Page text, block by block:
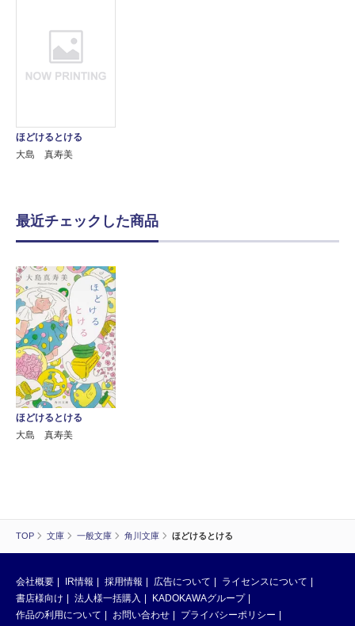
TOP 文庫 一般文庫 角川文庫 ほどけるとける
ほどけるとける
大島 真寿美
最近チェックした商品
ほどけるとける
大島 真寿美
会社概要 IR情報 採用情報 広告について
ライセンスについて
書店様向け
法人様一括購入
KADOKAWAグループ
作品の利用について
お問い合わせ プライバシーポリシー